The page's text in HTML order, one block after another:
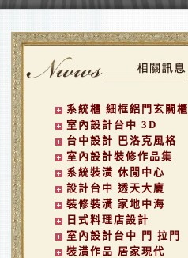
系統櫃 細框鋁門玄關櫃
室內設計台中 3D
台中設計 巴洛克風格
室內設計裝修作品集
系統裝潢 休閒中心
設計台中 透天大廈
裝修裝潢 家地中海
日式料理店設計
室內設計台中 門 拉門
裝潢作品 居家現代